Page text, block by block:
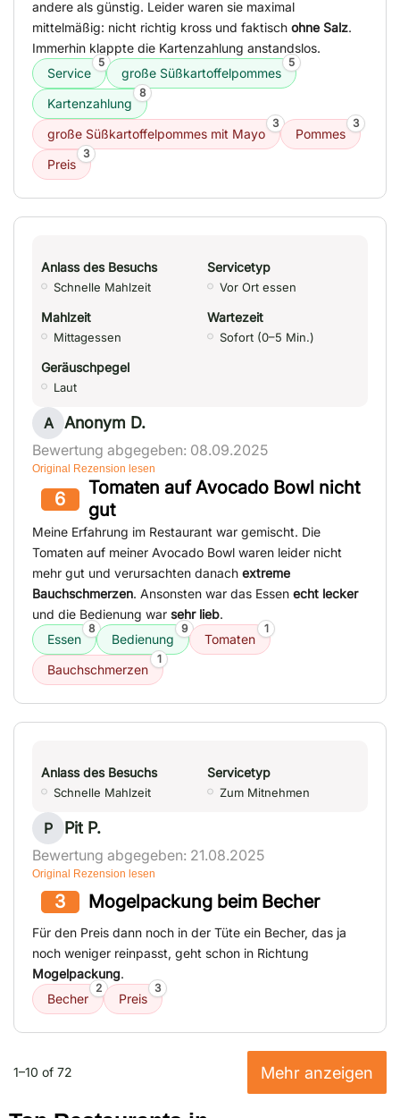
andere als günstig. Leider waren sie maximal
mittelmäßig: nicht richtig kross und faktisch ohne Salz.
Immerhin klappte die Kartenzahlung anstandslos.
Service
5
große Süßkartoffelpommes
5
Kartenzahlung
8
große Süßkartoffelpommes mit Mayo
3
Pommes
3
Preis
3
Anlass des Besuchs
Schnelle Mahlzeit
Servicetyp
Vor Ort essen
Mahlzeit
Mittagessen
Wartezeit
Sofort (0–5 Min.)
Geräuschpegel
Laut
A Anonym D.
Bewertung abgegeben: 08.09.2025
Original Rezension lesen
6
Tomaten auf Avocado Bowl nicht
gut
Meine Erfahrung im Restaurant war gemischt. Die
Tomaten auf meiner Avocado Bowl waren leider nicht
mehr gut und verursachten danach extreme
Bauchschmerzen. Ansonsten war das Essen echt lecker
und die Bedienung war sehr lieb.
Essen
8
Bedienung
9
Tomaten
1
Bauchschmerzen
1
Anlass des Besuchs
Schnelle Mahlzeit
Servicetyp
Zum Mitnehmen
P Pit P.
Bewertung abgegeben: 21.08.2025
Original Rezension lesen
3 Mogelpackung beim Becher
Für den Preis dann noch in der Tüte ein Becher, das ja
noch weniger reinpasst, geht schon in Richtung
Mogelpackung.
Becher
2
Preis
3
1–10 of 72 Mehr anzeigen